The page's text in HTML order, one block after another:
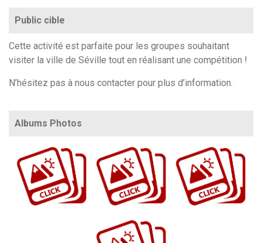
Public cible
Cette activité est parfaite pour les groupes souhaitant
visiter la ville de Séville tout en réalisant une compétition !
N’hésitez pas à nous contacter pour plus d’information.
Albums Photos